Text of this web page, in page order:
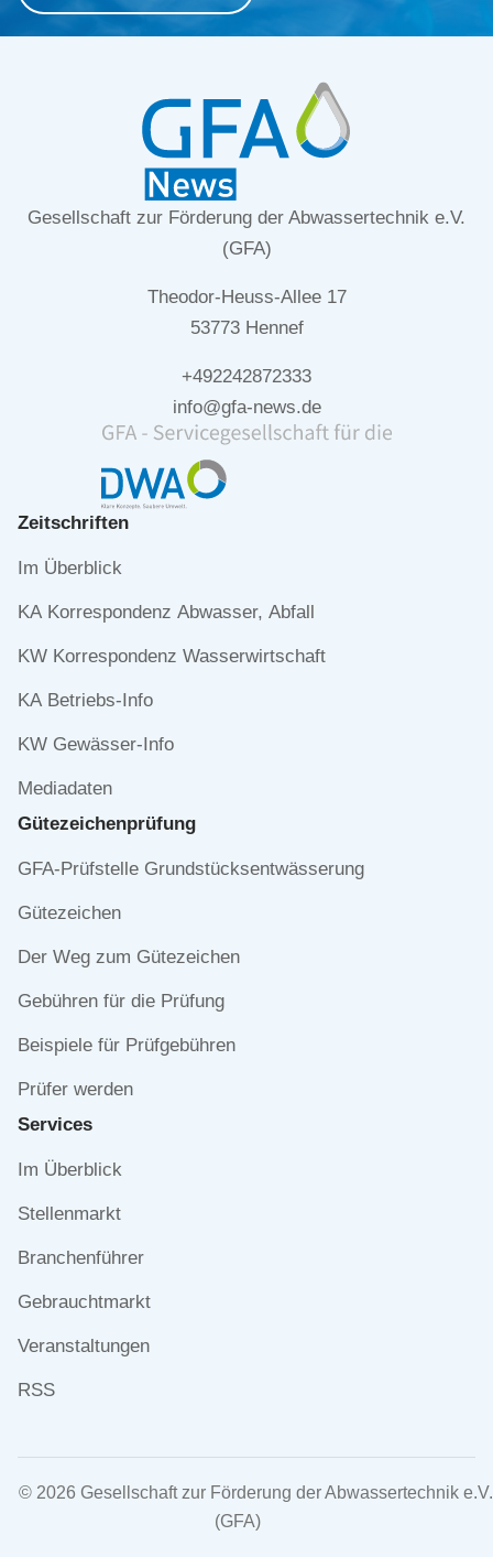
Gesellschaft zur Förderung der Abwassertechnik e.V.
(GFA)
Theodor-Heuss-Allee 17
53773 Hennef
+492242872333
info@gfa-news.de
Zeitschriften
Navigation
Im Überblick
KA Korrespondenz Abwasser, Abfall
KW Korrespondenz Wasserwirtschaft
KA Betriebs-Info
KW Gewässer-Info
Mediadaten
Gütezeichen­prüfung
Navigation
GFA-Prüfstelle Grundstücksentwässerung
Gütezeichen
Der Weg zum Gütezeichen
Gebühren für die Prüfung
Beispiele für Prüfgebühren
Prüfer werden
Services
Navigation
Im Überblick
Stellenmarkt
Branchenführer
Gebrauchtmarkt
Veranstaltungen
RSS
© 2026 Gesellschaft zur Förderung der Abwassertechnik e.V.
(GFA)